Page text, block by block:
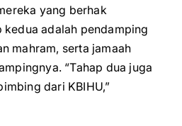
yang berhak
kedua adalah pendamping
mahram, serta jamaah
“Tahap dua juga
dari KBIHU,”